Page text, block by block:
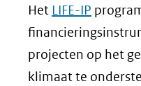
Het LIFE-IP
projecten op het
klimaat te